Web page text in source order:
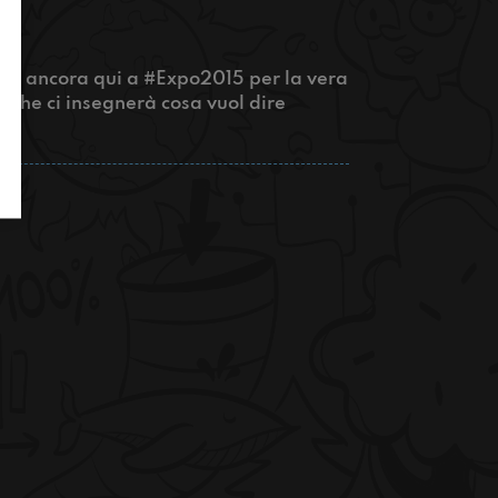
ancora qui a #Expo2015 per la vera
ci insegnerà cosa vuol dire